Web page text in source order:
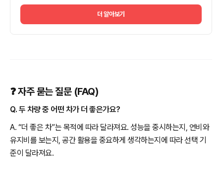
더 알아보기
❓ 자주 묻는 질문 (FAQ)
Q. 두 차량 중 어떤 차가 더 좋은가요?
A. “더 좋은 차”는 목적에 따라 달라져요. 성능을 중시하는지, 연비와
유지비를 보는지, 공간 활용을 중요하게 생각하는지에 따라 선택 기
준이 달라져요.